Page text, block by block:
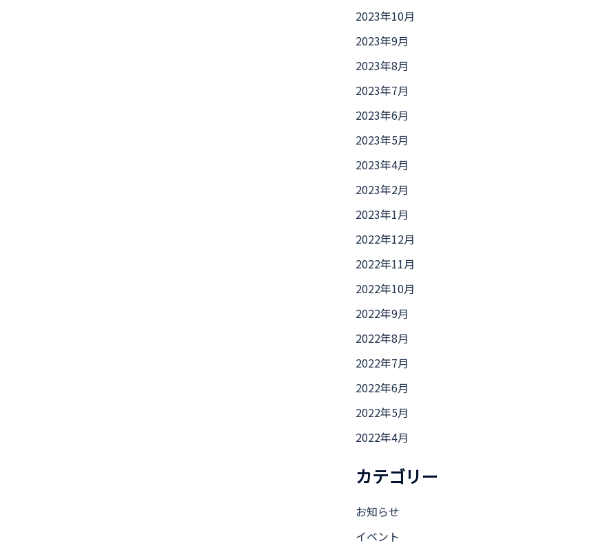
2023年10月
2023年9月
2023年8月
2023年7月
2023年6月
2023年5月
2023年4月
2023年2月
2023年1月
2022年12月
2022年11月
2022年10月
2022年9月
2022年8月
2022年7月
2022年6月
2022年5月
2022年4月
カテゴリー
お知らせ
イベント